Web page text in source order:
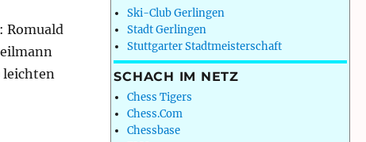
Romuald
leichten
Ski-Club Gerlingen
Stadt Gerlingen
Stuttgarter Stadtmeisterschaft
SCHACH IM NETZ
Chess Tigers
Chess.Com
Chessbase